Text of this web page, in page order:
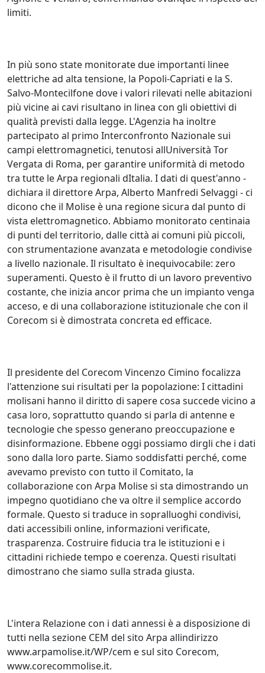
limiti.
In più sono state monitorate due importanti linee
elettriche ad alta tensione, la Popoli-Capriati e la S.
Salvo-Montecilfone dove i valori rilevati nelle abitazioni
più vicine ai cavi risultano in linea con gli obiettivi di
qualità previsti dalla legge. L'Agenzia ha inoltre
partecipato al primo Interconfronto Nazionale sui
campi elettromagnetici, tenutosi allUniversità Tor
Vergata di Roma, per garantire uniformità di metodo
tra tutte le Arpa regionali dItalia. I dati di quest'anno -
dichiara il direttore Arpa, Alberto Manfredi Selvaggi - ci
dicono che il Molise è una regione sicura dal punto di
vista elettromagnetico. Abbiamo monitorato centinaia
di punti del territorio, dalle città ai comuni più piccoli,
con strumentazione avanzata e metodologie condivise
a livello nazionale. Il risultato è inequivocabile: zero
superamenti. Questo è il frutto di un lavoro preventivo
costante, che inizia ancor prima che un impianto venga
acceso, e di una collaborazione istituzionale che con il
Corecom si è dimostrata concreta ed efficace.
Il presidente del Corecom Vincenzo Cimino focalizza
l'attenzione sui risultati per la popolazione: I cittadini
molisani hanno il diritto di sapere cosa succede vicino a
casa loro, soprattutto quando si parla di antenne e
tecnologie che spesso generano preoccupazione e
disinformazione. Ebbene oggi possiamo dirgli che i dati
sono dalla loro parte. Siamo soddisfatti perché, come
avevamo previsto con tutto il Comitato, la
collaborazione con Arpa Molise si sta dimostrando un
impegno quotidiano che va oltre il semplice accordo
formale. Questo si traduce in sopralluoghi condivisi,
dati accessibili online, informazioni verificate,
trasparenza. Costruire fiducia tra le istituzioni e i
cittadini richiede tempo e coerenza. Questi risultati
dimostrano che siamo sulla strada giusta.
L'intera Relazione con i dati annessi è a disposizione di
tutti nella sezione CEM del sito Arpa allindirizzo
www.arpamolise.it/WP/cem e sul sito Corecom,
www.corecommolise.it.